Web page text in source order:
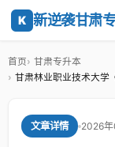
K 新逆袭甘肃
首页
甘肃专升本
甘肃林业职业技术大学
文章详情 2026